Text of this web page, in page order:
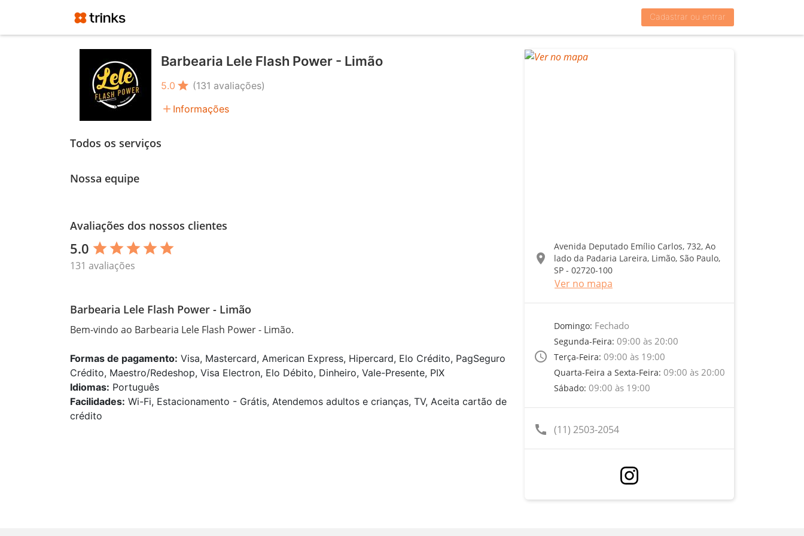
Cadastrar ou entrar
Barbearia Lele Flash Power - Limão
5.0 star (131 avaliações)
add Informações
Todos os serviços
Nossa equipe
Avaliações dos nossos clientes
5.0 star star star star star
131 avaliações
Barbearia Lele Flash Power - Limão
Bem-vindo ao Barbearia Lele Flash Power - Limão.
Formas de pagamento: Visa, Mastercard, American Express, Hipercard, Elo Crédito, PagSeguro
Crédito, Maestro/Redeshop, Visa Electron, Elo Débito, Dinheiro, Vale-Presente, PIX
Idiomas: Português
Facilidades: Wi-Fi, Estacionamento - Grátis, Atendemos adultos e crianças, TV, Aceita cartão de
crédito
location_on
Avenida Deputado Emílio Carlos, 732, Ao
lado da Padaria Lareira, Limão, São Paulo,
SP - 02720-100
Ver no mapa
access_time
Domingo: Fechado
Segunda-Feira: 09:00 às 20:00
Terça-Feira: 09:00 às 19:00
Quarta-Feira a Sexta-Feira: 09:00 às 20:00
Sábado: 09:00 às 19:00
call (11) 2503-2054